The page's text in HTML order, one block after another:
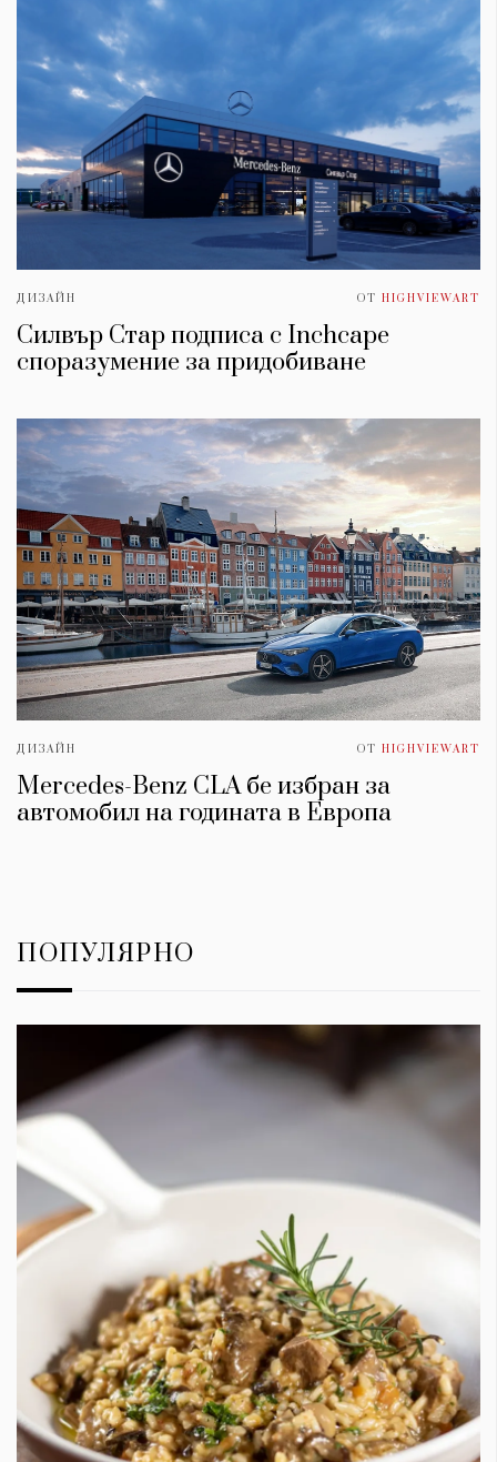
ДИЗАЙН ОТ HIGHVIEWART
Силвър Стар подписа с Inchcape
споразумение за придобиване
ДИЗАЙН ОТ HIGHVIEWART
Mercedes-Benz CLA бе избран за
автомобил на годината в Европа
ПОПУЛЯРНО